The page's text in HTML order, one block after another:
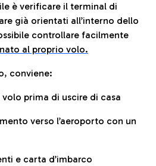
è verificare il terminal di
già orientati all’interno dello
controllare facilmente
al proprio volo.
conviene:
prima di uscire di casa
verso l’aeroporto con un
e carta d’imbarco